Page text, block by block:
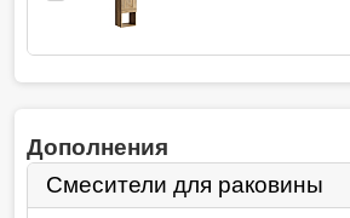
Дополнения
Смесители для раковины